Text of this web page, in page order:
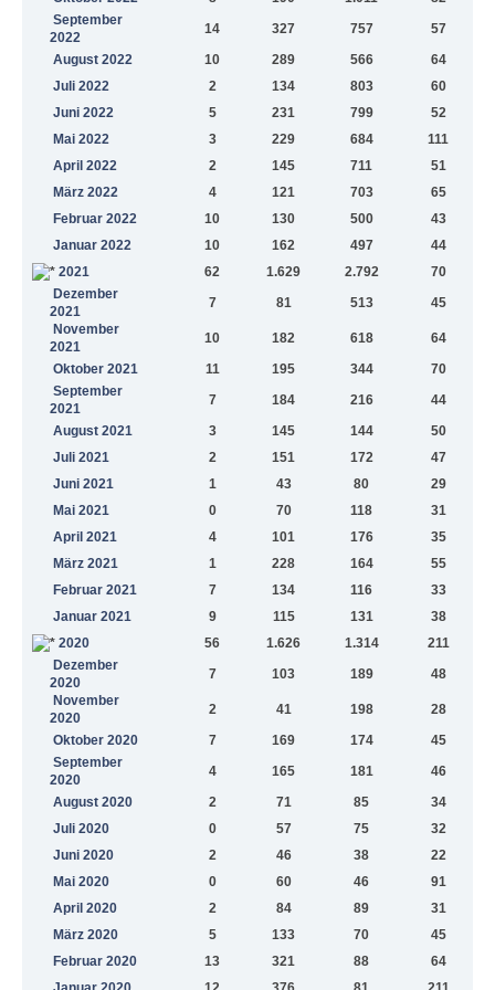
September
2022
14 327 757
57
August 2022
10 289 566
64
Juli 2022
2 134 803
60
Juni 2022
5 231 799
52
Mai 2022
3 229 684
111
April 2022
2 145 711
51
März 2022
4 121 703
65
Februar 2022
10 130 500
43
Januar 2022
10 162 497
44
2021
62 1.629 2.792
70
Dezember
2021
7 81 513
45
November
2021
10 182 618
64
Oktober 2021
11 195 344
70
September
2021
7 184 216
44
August 2021
3 145 144
50
Juli 2021
2 151 172
47
Juni 2021
1 43 80
29
Mai 2021
0 70 118
31
April 2021
4 101 176
35
März 2021
1 228 164
55
Februar 2021
7 134 116
33
Januar 2021
9 115 131
38
2020
56 1.626 1.314
211
Dezember
2020
7 103 189
48
November
2020
2 41 198
28
Oktober 2020
7 169 174
45
September
2020
4 165 181
46
August 2020
2 71 85
34
Juli 2020
0 57 75
32
Juni 2020
2 46 38
22
Mai 2020
0 60 46
91
April 2020
2 84 89
31
März 2020
5 133 70
45
Februar 2020
13 321 88
64